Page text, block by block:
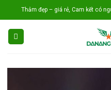
to
content
Thảm đẹp – giá rẻ, Cam kết có